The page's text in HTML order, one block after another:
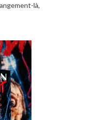
là,